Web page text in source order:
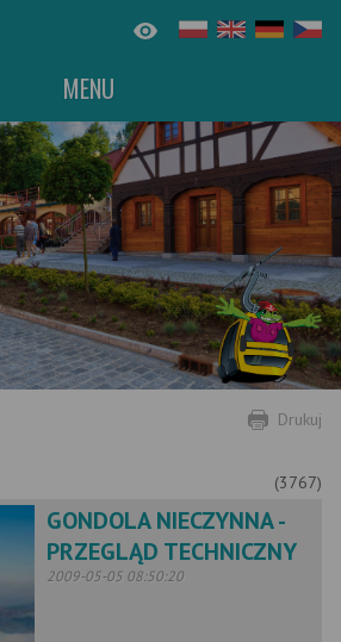
MENU
Drukuj
(3767)
GONDOLA NIECZYNNA -
PRZEGLĄD TECHNICZNY
2009-05-05 08:50:20